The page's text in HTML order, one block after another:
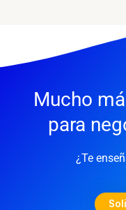
Mucho
para
¿Te